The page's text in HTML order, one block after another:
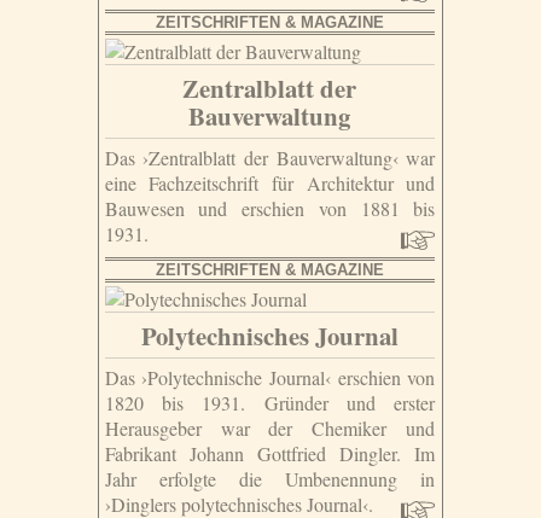
ZEITSCHRIFTEN & MAGAZINE
Zentralblatt der
Bauverwaltung
Das ›Zentralblatt der Bauverwaltung‹ war
eine Fachzeitschrift für Architektur und
Bauwesen und erschien von 1881 bis
1931.
ZEITSCHRIFTEN & MAGAZINE
Polytechnisches Journal
Das ›Polytechnische Journal‹ erschien von
1820 bis 1931. Gründer und erster
Herausgeber war der Chemiker und
Fabrikant Johann Gottfried Dingler. Im
Jahr erfolgte die Umbenennung in
›Dinglers polytechnisches Journal‹.